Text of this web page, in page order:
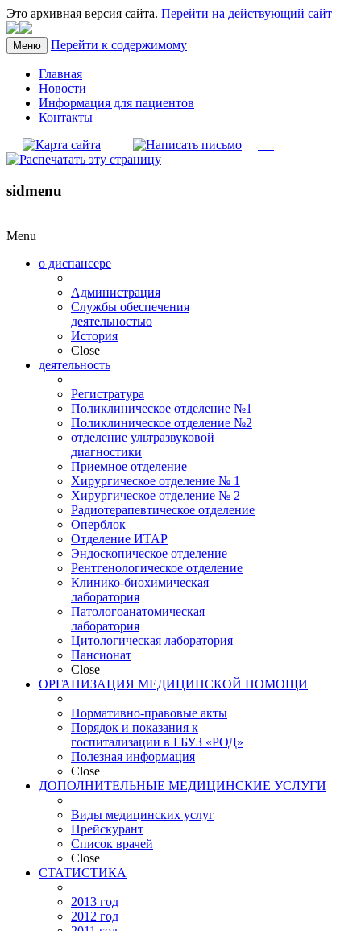
Это архивная версия сайта. Перейти на действующий сайт
Меню Перейти к содержимому
Главная
Новости
Информация для пациентов
Контакты
sidmenu
Menu
о диспансере
Администрация
Службы обеспечения
деятельностью
История
Close
деятельность
Регистратура
Поликлиническое отделение №1
Поликлиническое отделение №2
отделение ультразвуковой
диагностики
Приемное отделение
Хирургическое отделение № 1
Хирургическое отделение № 2
Радиотерапевтическое отделение
Оперблок
Отделение ИТАР
Эндоскопическое отделение
Рентгенологическое отделение
Клинико-биохимическая
лаборатория
Патологоанатомическая
лаборатория
Цитологическая лаборатория
Пансионат
Close
ОРГАНИЗАЦИЯ МЕДИЦИНСКОЙ ПОМОЩИ
Нормативно-правовые акты
Порядок и показания к
госпитализации в ГБУЗ «РОД»
Полезная информация
Close
ДОПОЛНИТЕЛЬНЫЕ МЕДИЦИНСКИЕ УСЛУГИ
Виды медицинских услуг
Прейскурант
Список врачей
Close
СТАТИСТИКА
2013 год
2012 год